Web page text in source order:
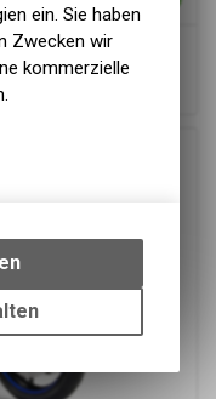
ein. Sie haben
Zwecken wir
kommerzielle
und
Ihrem Gerät,
Online-
zu